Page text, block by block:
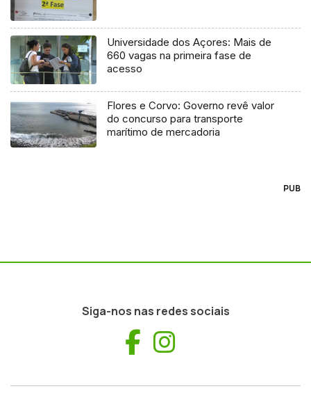
Universidade dos Açores: Mais de
660 vagas na primeira fase de
acesso
Flores e Corvo: Governo revê valor
do concurso para transporte
marítimo de mercadoria
PUB
Siga-nos nas redes sociais
Facebook